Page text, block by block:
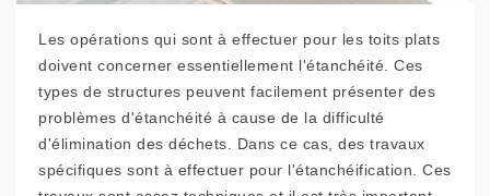
Les opérations qui sont à effectuer pour les toits plats
doivent concerner essentiellement l'étanchéité. Ces
types de structures peuvent facilement présenter des
problèmes d'étanchéité à cause de la difficulté
d'élimination des déchets. Dans ce cas, des travaux
spécifiques sont à effectuer pour l'étanchéification. Ces